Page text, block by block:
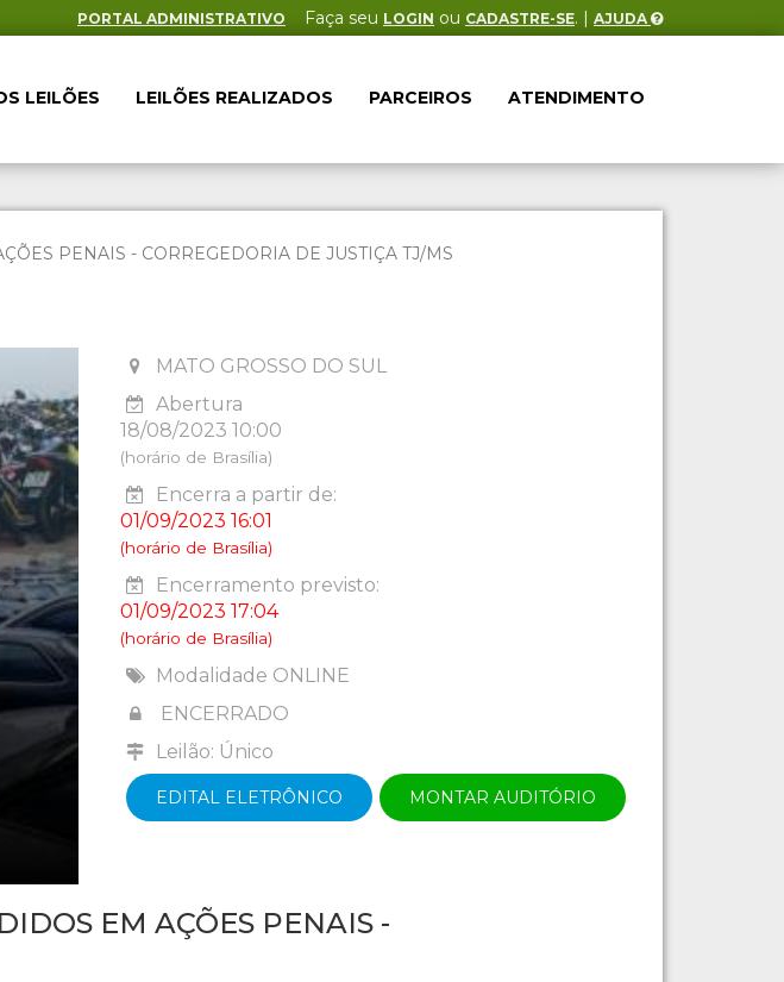
PORTAL ADMINISTRATIVO Faça seu LOGIN ou CADASTRE-SE. | AJUDA
LEILÕES LEILÕES REALIZADOS PARCEIROS ATENDIMENTO
PENAIS - CORREGEDORIA DE JUSTIÇA TJ/MS
MATO GROSSO DO SUL
Abertura
18/08/2023 10:00
(horário de Brasília)
Encerra a partir de:
01/09/2023 16:01
(horário de Brasília)
Encerramento previsto:
01/09/2023 17:04
(horário de Brasília)
Modalidade ONLINE
ENCERRADO
Leilão: Único
EDITAL ELETRÔNICO MONTAR AUDITÓRIO
EM AÇÕES PENAIS -